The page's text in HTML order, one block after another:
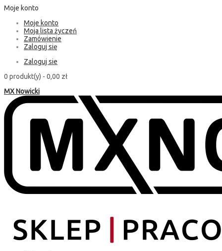
Moje konto
Moje konto
Moja lista życzeń
Zamówienie
Zaloguj się
Zaloguj sie
0 produkt(y) - 0,00 zł
MX Nowicki